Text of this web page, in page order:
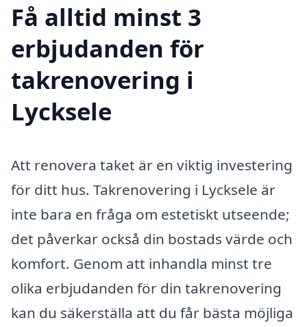
Få alltid minst 3
erbjudanden för
takrenovering i
Lycksele
Att renovera taket är en viktig investering
för ditt hus. Takrenovering i Lycksele är
inte bara en fråga om estetiskt utseende;
det påverkar också din bostads värde och
komfort. Genom att inhandla minst tre
olika erbjudanden för din takrenovering
kan du säkerställa att du får bästa möjliga